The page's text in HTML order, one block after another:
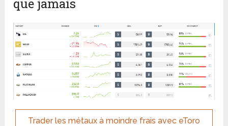
que jamais
Trader les métaux à moindre frais avec eToro